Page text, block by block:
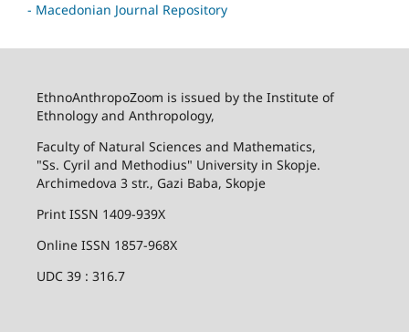
- Macedonian Journal Repository
EthnoAnthropoZoom is issued by the Institute of
Ethnology and Anthropology,
Faculty of Natural Sciences and Mathematics,
"Ss. Cyril and Methodius" University in Skopje.
Archimedova 3 str., Gazi Baba, Skopje
Print ISSN 1409-939X
Online ISSN 1857-968X
UDC 39 : 316.7